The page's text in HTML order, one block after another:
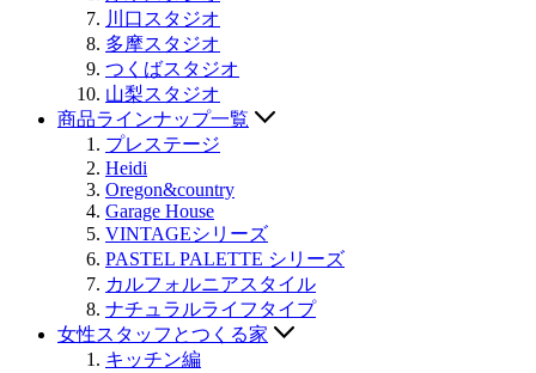
川口スタジオ
多摩スタジオ
つくばスタジオ
山梨スタジオ
商品ラインナップ一覧
プレステージ
Heidi
Oregon&country
Garage House
VINTAGEシリーズ
PASTEL PALETTE シリーズ
カルフォルニアスタイル
ナチュラルライフタイプ
女性スタッフとつくる家
キッチン編